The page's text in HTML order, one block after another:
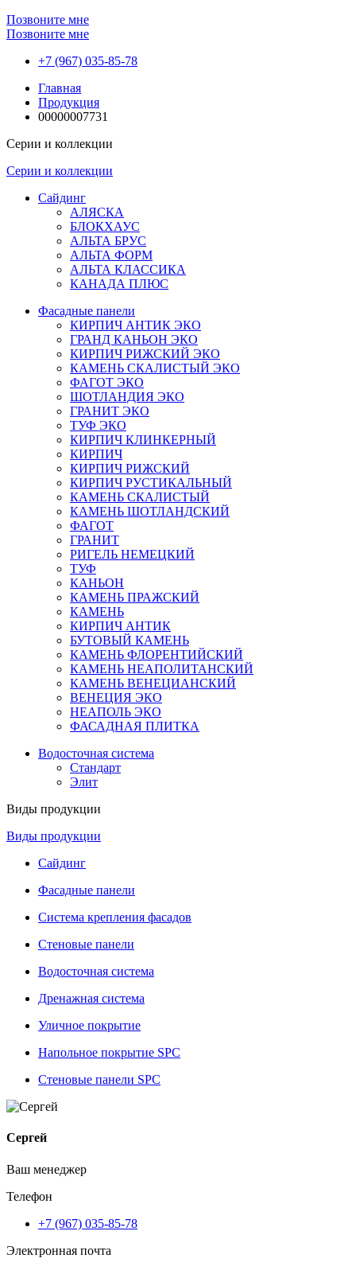
Позвоните мне
Позвоните мне
+7 (967) 035-85-78
Главная
Продукция
00000007731
Серии и коллекции
Серии и коллекции
Сайдинг
АЛЯСКА
БЛОКХАУС
АЛЬТА БРУС
АЛЬТА ФОРМ
АЛЬТА КЛАССИКА
КАНАДА ПЛЮС
Фасадные панели
КИРПИЧ АНТИК ЭКО
ГРАНД КАНЬОН ЭКО
КИРПИЧ РИЖСКИЙ ЭКО
КАМЕНЬ СКАЛИСТЫЙ ЭКО
ФАГОТ ЭКО
ШОТЛАНДИЯ ЭКО
ГРАНИТ ЭКО
ТУФ ЭКО
КИРПИЧ КЛИНКЕРНЫЙ
КИРПИЧ
КИРПИЧ РИЖСКИЙ
КИРПИЧ РУСТИКАЛЬНЫЙ
КАМЕНЬ СКАЛИСТЫЙ
КАМЕНЬ ШОТЛАНДСКИЙ
ФАГОТ
ГРАНИТ
РИГЕЛЬ НЕМЕЦКИЙ
ТУФ
КАНЬОН
КАМЕНЬ ПРАЖСКИЙ
КАМЕНЬ
КИРПИЧ АНТИК
БУТОВЫЙ КАМЕНЬ
КАМЕНЬ ФЛОРЕНТИЙСКИЙ
КАМЕНЬ НЕАПОЛИТАНСКИЙ
КАМЕНЬ ВЕНЕЦИАНСКИЙ
ВЕНЕЦИЯ ЭКО
НЕАПОЛЬ ЭКО
ФАСАДНАЯ ПЛИТКА
Водосточная система
Стандарт
Элит
Виды продукции
Виды продукции
Сайдинг
Фасадные панели
Система крепления фасадов
Стеновые панели
Водосточная система
Дренажная система
Уличное покрытие
Напольное покрытие SPC
Стеновые панели SPC
Сергей
Ваш менеджер
Телефон
+7 (967) 035-85-78
Электронная почта